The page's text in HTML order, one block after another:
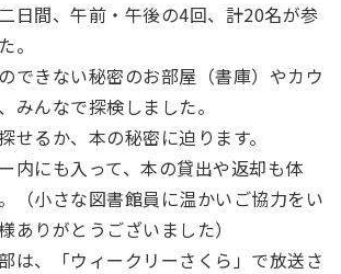
日間、午前・午後の4回、計20名が参
。
できない秘密のお部屋（書庫）やカウ
みんなで探検しました。
せるか、本の秘密に迫ります。
内にも入って、本の貸出や返却も体
（小さな図書館員に温かいご協力をい
ありがとうございました）
は、「ウィークリーさくら」で放送さ